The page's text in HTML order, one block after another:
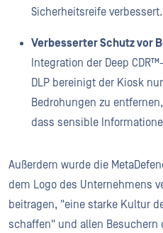
Sicherheitsreife verbessert.
Verbesserter Schutz vor
Integration der Deep
DLP bereinigt der Kiosk
Bedrohungen zu
dass sensible
Außerdem wurde die
dem Logo des Unternehmens
beitragen, "eine starke Kultur
schaffen" und allen Besuchern